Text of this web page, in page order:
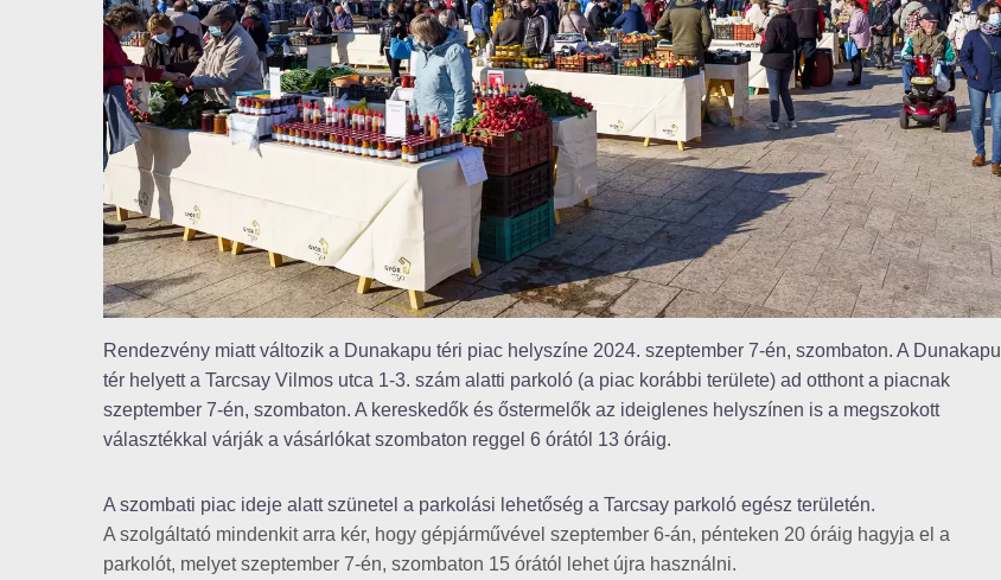
Rendezvény miatt változik a Dunakapu téri piac helyszíne 2024. szeptember 7-én, szombaton. A Dunakapu
tér helyett a Tarcsay Vilmos utca 1-3. szám alatti parkoló (a piac korábbi területe) ad otthont a piacnak
szeptember 7-én, szombaton. A kereskedők és őstermelők az ideiglenes helyszínen is a megszokott
választékkal várják a vásárlókat szombaton reggel 6 órától 13 óráig.
A szombati piac ideje alatt szünetel a parkolási lehetőség a Tarcsay parkoló egész területén.
A szolgáltató mindenkit arra kér, hogy gépjárművével szeptember 6-án, pénteken 20 óráig hagyja el a
parkolót, melyet szeptember 7-én, szombaton 15 órától lehet újra használni.